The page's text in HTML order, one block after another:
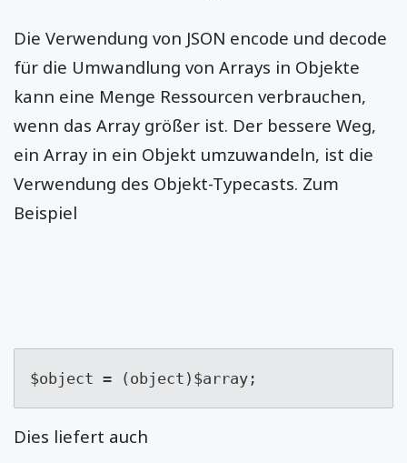
Die Verwendung von JSON encode und decode
für die Umwandlung von Arrays in Objekte
kann eine Menge Ressourcen verbrauchen,
wenn das Array größer ist. Der bessere Weg,
ein Array in ein Objekt umzuwandeln, ist die
Verwendung des Objekt-Typecasts. Zum
Beispiel
$object = (object)$array;
Dies liefert auch